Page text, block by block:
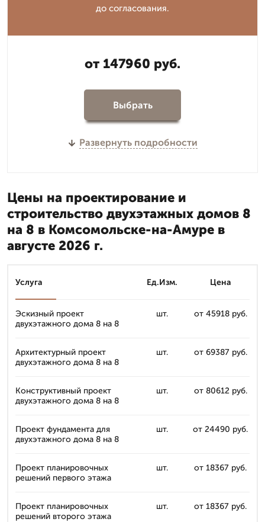
до согласования.
от 147960 руб.
Выбрать
Развернуть подробности
Цены на проектирование и
строительство двухэтажных домов 8
на 8 в Комсомольске-на-Амуре в
августе 2026 г.
Услуга Ед.Изм. Цена
Эскизный проект
двухэтажного дома 8 на 8
шт. от 45918 руб.
Архитектурный проект
двухэтажного дома 8 на 8
шт. от 69387 руб.
Конструктивный проект
двухэтажного дома 8 на 8
шт. от 80612 руб.
Проект фундамента для
двухэтажного дома 8 на 8
шт. от 24490 руб.
Проект планировочных
решений первого этажа
шт. от 18367 руб.
Проект планировочных
решений второго этажа
шт. от 18367 руб.